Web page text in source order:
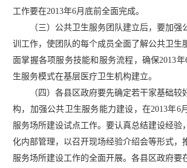
工作要在2013年6月底前全面完成。
（三）公共卫生服务团队建立后，要加强
训工作，使团队的每个成员全面了解公共卫生
面掌握各项服务技能和服务流程，确保2013
生服务模式在基层医疗卫生机构建立。
（四）各县区政府要先确定若干家基础较
构，加强公共卫生服务能力建设，在2013年6
服务场所建设试点工作。要认真总结建设经验
化内部管理，以召开现场经验介绍会等形式，
服务场所建设工作的全面开展。各县区政府要